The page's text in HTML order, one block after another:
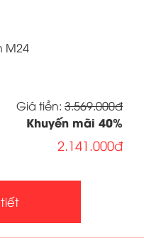
M24
Giá tiền: 3.569.000đ
Khuyến mãi 40%
2.141.000đ